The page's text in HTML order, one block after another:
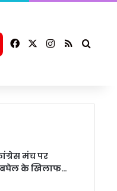
FacebookInstagram
RSS
मंच पर
के खिलाफ…